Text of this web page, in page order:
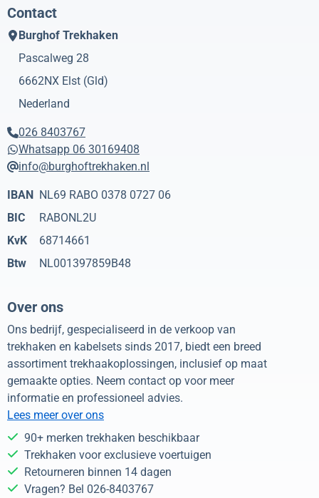
Contact
Burghof Trekhaken
Pascalweg 28
6662NX Elst (Gld)
Nederland
026 8403767
Whatsapp 06 30169408
info@burghoftrekhaken.nl
IBAN
NL69 RABO 0378 0727 06
BIC
RABONL2U
KvK
68714661
Btw
NL001397859B48
Over ons
Ons bedrijf, gespecialiseerd in de verkoop van
trekhaken en kabelsets sinds 2017, biedt een breed
assortiment trekhaakoplossingen, inclusief op maat
gemaakte opties. Neem contact op voor meer
informatie en professioneel advies.
Lees meer over ons
90+ merken trekhaken beschikbaar
Trekhaken voor exclusieve voertuigen
Retourneren binnen 14 dagen
Vragen? Bel 026-8403767